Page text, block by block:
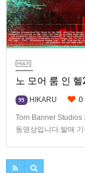
노 모어 룸 인
99 HIKARU 0
Torn Banner Studios
동영상입니다.발매